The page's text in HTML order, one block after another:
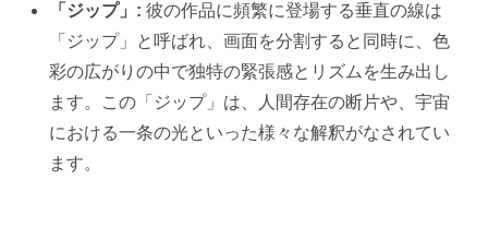
「ジップ」: 彼の作品に頻繁に登場する垂直の線は
「ジップ」と呼ばれ、画面を分割すると同時に、色
彩の広がりの中で独特の緊張感とリズムを生み出し
ます。この「ジップ」は、人間存在の断片や、宇宙
における一条の光といった様々な解釈がなされてい
ます。